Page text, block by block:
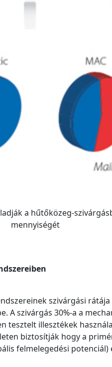
a hűtőközeg-
mennyiségét
szivárgási rátája
A szivárgás 30%-a a
illesztékek
biztosítják hogy a
felmelegedési